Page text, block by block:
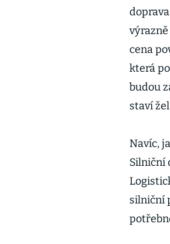
cena
která
budou
staví
Navíc,
Silniční
silniční